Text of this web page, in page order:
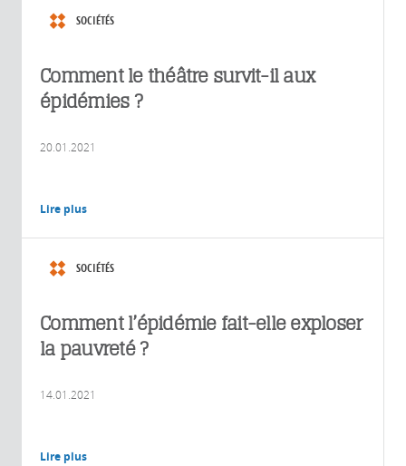
SOCIÉTÉS
Comment le théâtre survit-il aux
épidémies ?
20.01.2021
Lire plus
SOCIÉTÉS
Comment l’épidémie fait-elle exploser
la pauvreté ?
14.01.2021
Lire plus